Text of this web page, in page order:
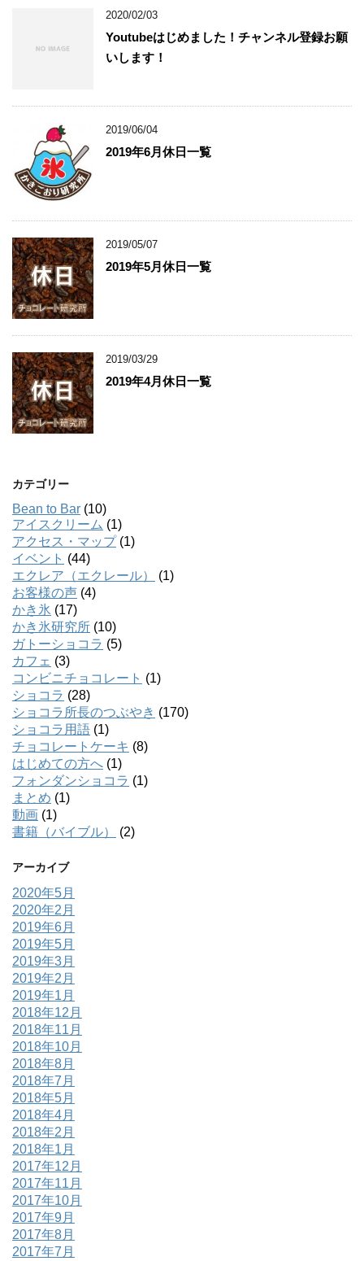
2020/02/03
Youtubeはじめました！チャンネル登録お願
いします！
2019/06/04
2019年6月休日一覧
2019/05/07
2019年5月休日一覧
2019/03/29
2019年4月休日一覧
カテゴリー
Bean to Bar (10)
アイスクリーム (1)
アクセス・マップ(1)
イベント (44)
エクレア（エクレール）
(1)
お客様の声 (4)
かき氷 (17)
かき氷研究所 (10)
ガトーショコラ (5)
カフェ (3)
コンビニチョコレート (1)
ショコラ (28)
ショコラ所長のつぶやき (170)
ショコラ用語 (1)
チョコレートケーキ (8)
はじめての方へ (1)
フォンダンショコラ (1)
まとめ (1)
動画 (1)
書籍（バイブル）
(2)
アーカイブ
2020年5月
2020年2月
2019年6月
2019年5月
2019年3月
2019年2月
2019年1月
2018年12月
2018年11月
2018年10月
2018年8月
2018年7月
2018年5月
2018年4月
2018年2月
2018年1月
2017年12月
2017年11月
2017年10月
2017年9月
2017年8月
2017年7月